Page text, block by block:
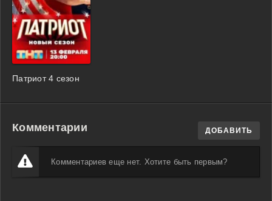
Патриот 4 сезон
Комментарии ДОБАВИТЬ
Комментариев еще нет. Хотите быть первым?